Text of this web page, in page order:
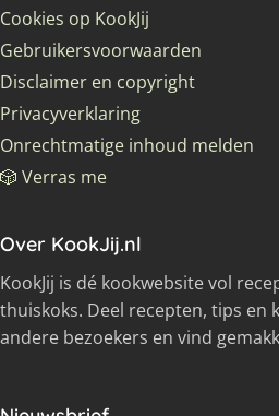
Cookies op KookJij
Gebruikersvoorwaarden
Disclaimer en copyright
Privacyverklaring
Onrechtmatige inhoud melden
🎲 Verras me
Over KookJij.nl
KookJij is dé kookwebsite vol
thuiskoks. Deel recepten, tips en
andere bezoekers en vind